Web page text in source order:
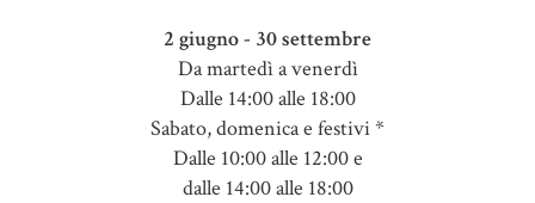
2 giugno - 30 settembre
Da martedì a venerdì
Dalle 14:00 alle 18:00
Sabato, domenica e festivi *
Dalle 10:00 alle 12:00 e
dalle 14:00 alle 18:00